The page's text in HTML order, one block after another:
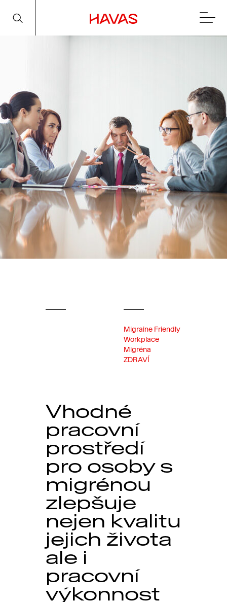
Migraine Friendly
Workplace
Migréna
ZDRAVÍ
Vhodné
pracovní
prostředí
pro osoby s
migrénou
zlepšuje
nejen kvalitu
jejich života
ale i
pracovní
výkonnost